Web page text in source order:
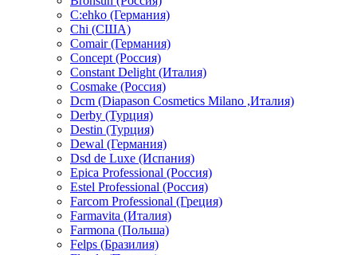
C:ehko (Германия)
Chi (США)
Comair (Германия)
Concept (Россия)
Constant Delight (Италия)
Cosmake (Россия)
Dcm (Diapason Cosmetics Milano ,Италия)
Derby (Турция)
Destin (Турция)
Dewal (Германия)
Dsd de Luxe (Испания)
Epica Professional (Россия)
Estel Professional (Россия)
Farcom Professional (Греция)
Farmavita (Италия)
Farmona (Польша)
Felps (Бразилия)